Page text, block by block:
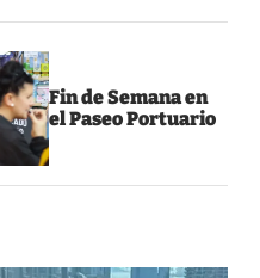
Fin de Semana en
el Paseo Portuario